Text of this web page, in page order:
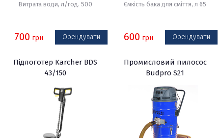
Витрата води, л/год. 500
700 грн Орендувати
Ємкість бака для сміття, л 65
600 грн Орендувати
Підлоготер Karcher BDS
43/150
Промисловий пилосос
Budpro S21